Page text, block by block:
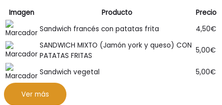
Imagen Producto
Precio
Sandwich francés con patatas frita
4,50€
SANDWICH MIXTO (Jamón york y queso) CON
PATATAS FRITAS
5,00€
Sandwich vegetal 5,00€
Ver más